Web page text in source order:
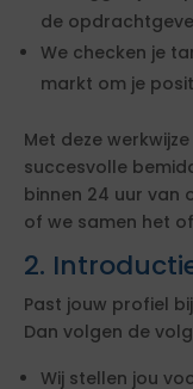
de
We checken je
markt om je
Met deze
succesvolle
binnen 24 uur van
of we samen het
2.
Past jouw profiel
Dan volgen de
Wij stellen jou